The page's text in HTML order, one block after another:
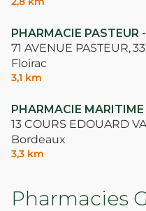
PHARMACIE PASTEUR
71 AVENUE PASTEUR,
Floirac
3,1 km
PHARMACIE
13 COURS EDOUARD
Bordeaux
3,3 km
Pharmacies